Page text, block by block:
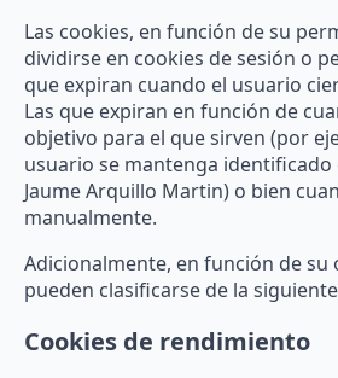
Las cookies, en función de su
dividirse en cookies de sesión o
que expiran cuando el usuario
Las que expiran en función de
objetivo para el que sirven (por
usuario se mantenga identificado
Jaume Arquillo Martin) o bien
manualmente.
Adicionalmente, en función de su
pueden clasificarse de la
Cookies de rendimiento